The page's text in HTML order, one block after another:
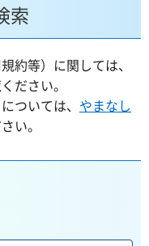
索
約等）に関しては、
ださい。
ついては、 やまなし
い。